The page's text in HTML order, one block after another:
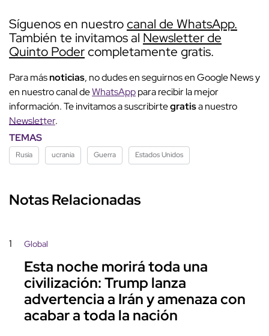
Síguenos en nuestrocanal de WhatsApp.
También te invitamos al Newsletter de
Quinto Podercompletamente gratis.
Para másnoticias, no dudes en seguirnos en Google News y
en nuestro canal deWhatsApppara recibir la mejor
información. Te invitamos a suscribirtegratisa nuestro
Newsletter.
TEMAS
Rusia ucrania Guerra Estados Unidos
Notas Relacionadas
1 Global
Esta noche morirá toda una
civilización: Trump lanza
advertencia a Irán y amenaza con
acabar a toda la nación